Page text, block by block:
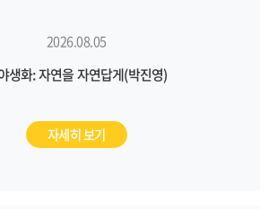
2026.08.05
생화: 자연을 자연답게(박진영)
자세히 보기